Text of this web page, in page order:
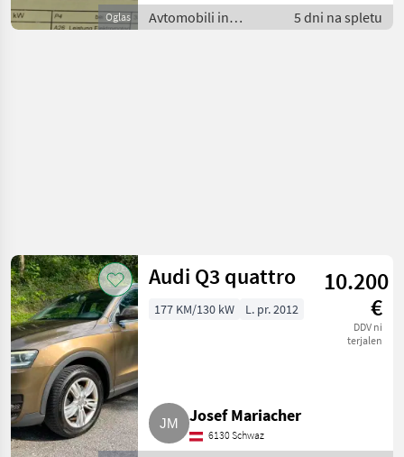
Oglas
Avtomobili in
motorna kolesa /
5 dni na spletu
Audi Q3 quattro
10.200
€
DDV ni
terjalen
177 KM/130 kW L. pr. 2012
Josef Mariacher
6130 Schwaz